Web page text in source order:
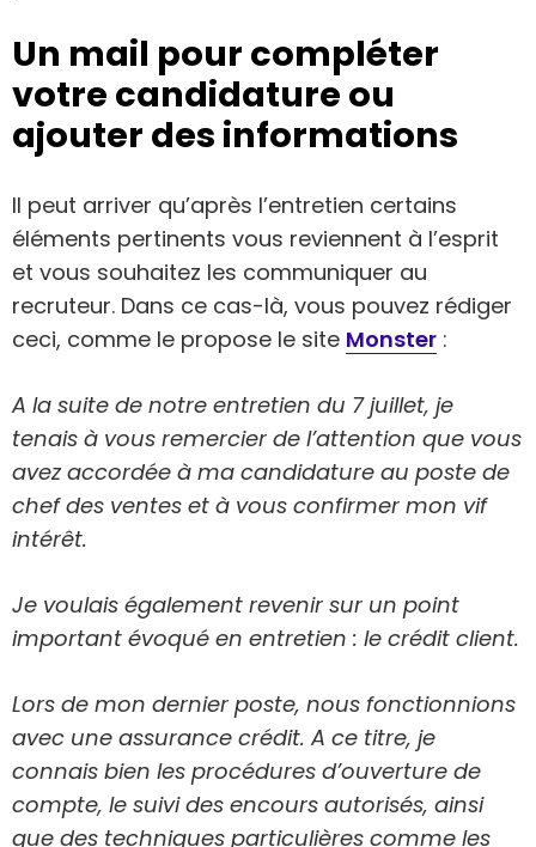
Un mail pour compléter
votre candidature ou
ajouter des informations
Il peut arriver qu’après l’entretien certains
éléments pertinents vous reviennent à l’esprit
et vous souhaitez les communiquer au
recruteur. Dans ce cas-là, vous pouvez rédiger
ceci, comme le propose le site Monster :
A la suite de notre entretien du 7 juillet, je
tenais à vous remercier de l’attention que vous
avez accordée à ma candidature au poste de
chef des ventes et à vous confirmer mon vif
intérêt.
Je voulais également revenir sur un point
important évoqué en entretien : le crédit client.
Lors de mon dernier poste, nous fonctionnions
avec une assurance crédit. A ce titre, je
connais bien les procédures d’ouverture de
compte, le suivi des encours autorisés, ainsi
que des techniques particulières comme les